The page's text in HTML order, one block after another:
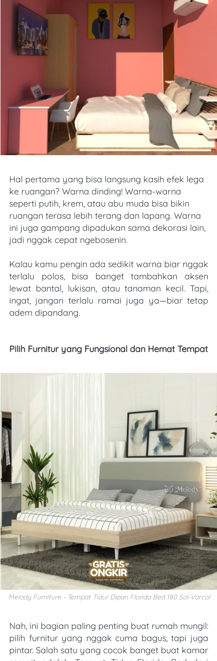
Hal pertama yang bisa langsung kasih efek lega
ke ruangan? Warna dinding! Warna-warna
seperti putih, krem, atau abu muda bisa bikin
ruangan terasa lebih terang dan lapang. Warna
ini juga gampang dipadukan sama dekorasi lain,
jadi nggak cepat ngebosenin.
Kalau kamu pengin ada sedikit warna biar nggak
terlalu polos, bisa banget tambahkan aksen
lewat bantal, lukisan, atau tanaman kecil. Tapi,
ingat, jangan terlalu ramai juga ya—biar tetap
adem dipandang.
Pilih Furnitur yang Fungsional dan Hemat Tempat
Melody Furniture - Tempat Tidur Dipan Florida Bed 180 Sol-Varcol
Nah, ini bagian paling penting buat rumah mungil:
pilih furnitur yang nggak cuma bagus, tapi juga
pintar. Salah satu yang cocok banget buat kamar